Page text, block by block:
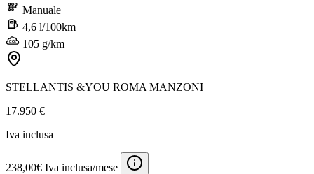
Manuale
4,6 l/100km
105 g/km
STELLANTIS &YOU ROMA MANZONI
17.950 €
Iva inclusa
238,00€ Iva inclusa/mese